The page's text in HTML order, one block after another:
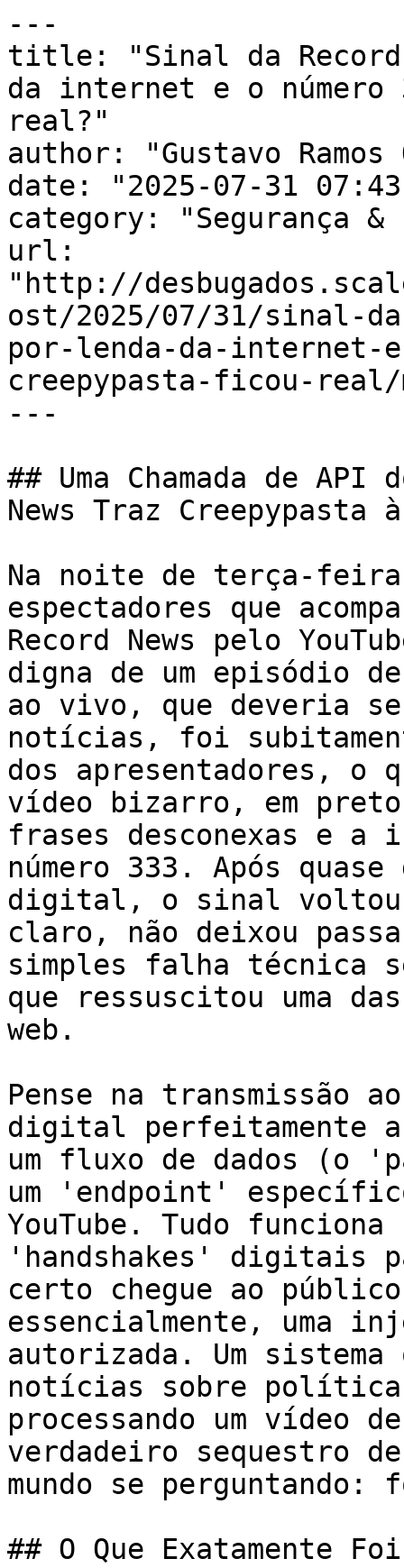
---
title: "Sinal da Record
da internet e o número
real?"
author: "Gustavo
date: "2025-07-31
category: "Segurança
url:
"http://
ost/2025/07/31/sinal-
por-lenda-da-internet-
creepypasta-ficou-real/
---
## Uma Chamada de API
News Traz Creepypasta
Na noite de terça-
espectadores que
Record News pelo
digna de um episódio
ao vivo, que deveria
notícias, foi
dos apresentadores, o
vídeo bizarro, em
frases desconexas e a
número 333. Após
digital, o sinal voltou
claro, não deixou
simples falha técnica
que ressuscitou uma
web.
Pense na transmissão
digital perfeitamente
um fluxo de dados (o
um 'endpoint'
YouTube. Tudo
'handshakes' digitais
certo chegue ao
essencialmente, uma
autorizada. Um sistema
notícias sobre política
processando um vídeo
verdadeiro sequestro
mundo se
## O Que Exatamente